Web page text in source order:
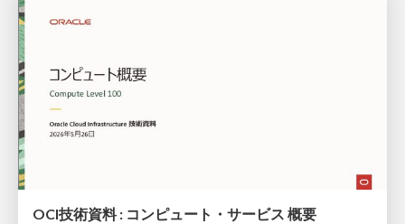
OCI技術資料 : コンピュート・サービス 概要